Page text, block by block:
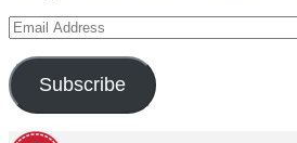
Email
Address
Subscribe